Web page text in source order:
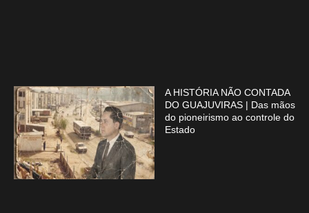
A HISTÓRIA NÃO CONTADA
DO GUAJUVIRAS | Das mãos
do pioneirismo ao controle do
Estado